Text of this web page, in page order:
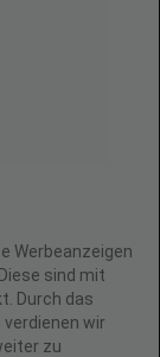
Werbeanzeigen
sind mit
Durch das
wir
zu